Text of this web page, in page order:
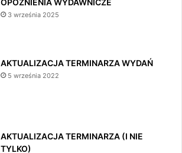
OPÓŹNIENIA WYDAWNICZE
3 września 2025
AKTUALIZACJA TERMINARZA WYDAŃ
5 września 2022
AKTUALIZACJA TERMINARZA (I NIE
TYLKO)